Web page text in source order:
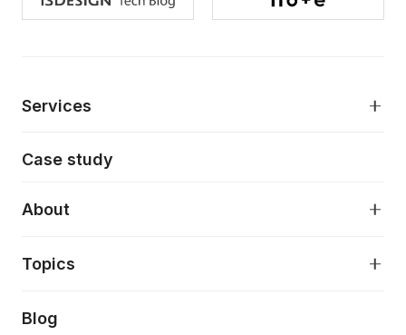
Services
AI駆動開発支援
モダナイゼーション
デジタルプロダクトデザイン
デザインシステム構築支援
Case study
About
About
当社が目指しているもの
Topics
Press release
Blog